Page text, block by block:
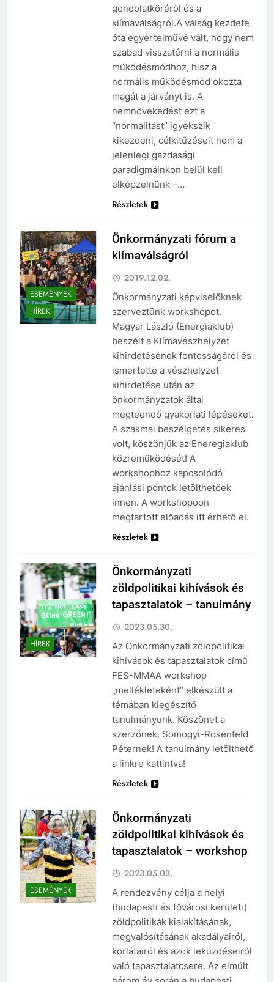
gondolatköréről és a
klímaválságról.A válság kezdete
óta egyértelművé vált, hogy nem
szabad visszatérni a normális
működésmódhoz, hisz a
normális működésmód okozta
magát a járványt is. A
nemnövekedést ezt a
“normalitást” igyekszik
kikezdeni, célkitűzéseit nem a
jelenlegi gazdasági
paradigmáinkon belül kell
elképzelnünk –…
Részletek
ESEMÉNYEK
HÍREK
Önkormányzati fórum a
klímaválságról
2019.12.02.
Önkormányzati képviselőknek
szerveztünk workshopot.
Magyar László (Energiaklub)
beszélt a Klímavészhelyzet
kihirdetésének fontosságáról és
ismertette a vészhelyzet
kihirdetése után az
önkormányzatok által
megteendő gyakorlati lépéseket.
A szakmai beszélgetés sikeres
volt, köszönjük az Eneregiaklub
közreműködését! A
workshophoz kapcsolódó
ajánlási pontok letölthetőek
innen. A workshopoon
megtartott előadás itt érhető el.
Részletek
HÍREK
Önkormányzati
zöldpolitikai kihívások és
tapasztalatok – tanulmány
2023.05.30.
Az Önkormányzati zöldpolitikai
kihívások és tapasztalatok című
FES-MMAA workshop
„mellékleteként” elkészült a
témában kiegészítő
tanulmányunk. Köszönet a
szerzőnek, Somogyi-Rosenfeld
Péternek! A tanulmány letölthető
a linkre kattintva!
Részletek
ESEMÉNYEK
Önkormányzati
zöldpolitikai kihívások és
tapasztalatok – workshop
2023.05.03.
A rendezvény célja a helyi
(budapesti és fővárosi kerületi)
zöldpolitikák kialakításának,
megvalósításának akadályairól,
korlátairól és azok leküzdéseiről
való tapasztalatcsere. Az elmúlt